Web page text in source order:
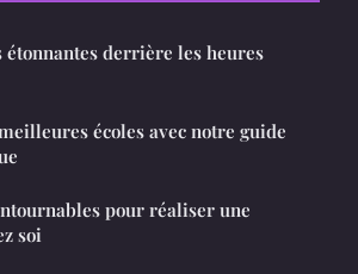
étonnantes derrière les heures
écoles avec notre guide
pour réaliser une
soi